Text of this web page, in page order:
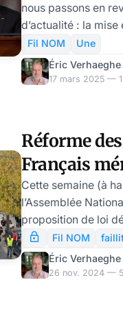
nous passons en
d’actualité : la mise
par Donald Trump
économiques,
aussi sa stratégie
les inquiétantes
massives de Gazaouis en
émission
en revue
Fil NOM
Une
Éric Verhaeghe
17 mars 2025 —
Réforme
Français
Cette semaine (à
l’Assemblée
proposition de loi
Insoumise visant à
retraites imposée
2023. On le sait
Fil NOM
Éric Verhaeghe
26 nov. 2024 —